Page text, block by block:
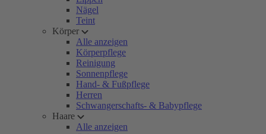
Nägel
Teint
Körper
Alle anzeigen
Körperpflege
Reinigung
Sonnenpflege
Hand- & Fußpflege
Herren
Schwangerschafts- & Babypflege
Haare
Alle anzeigen